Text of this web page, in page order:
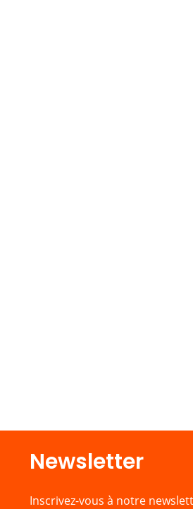
Newsletter​
Inscrivez-vous à notre